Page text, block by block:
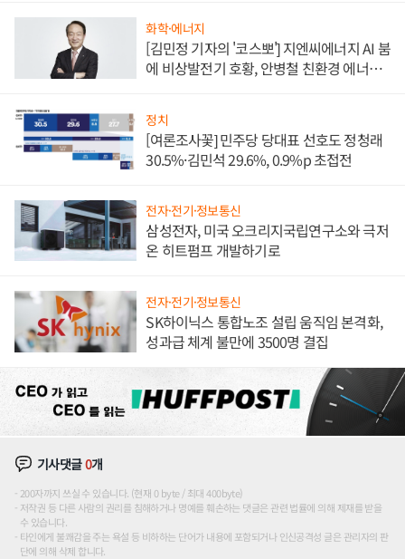
화학·에너지
[김민정 기자의 '코스뽀'] 지엔씨에너지 AI 붐
에 비상발전기 호황, 안병철 친환경 에너지
정치
[여론조사꽃] 민주당 당대표 선호도 정청래
30.5%·김민석 29.6%, 0.9%p 초접전
전자·전기·정보통신
삼성전자, 미국 오크리지국립연구소와 극저
온 히트펌프 개발하기로
전자·전기·정보통신
SK하이닉스 통합노조 설립 움직임 본격화,
성과급 체계 불만에 3500명 결집
기사댓글0개
200자까지 쓰실 수 있습니다. (현재 0 byte / 최대 400byte)
저작권 등 다른 사람의 권리를 침해하거나 명예를 훼손하는 댓글은 관련 법률에 의해 제재를 받을
수 있습니다.
타인에게 불쾌감을 주는 욕설 등 비하하는 단어가 내용에 포함되거나 인신공격성 글은 관리자의 판
단에 의해 삭제 합니다.